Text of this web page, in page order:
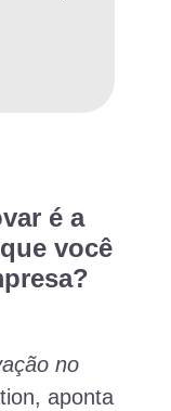
é a
que você
no
aponta